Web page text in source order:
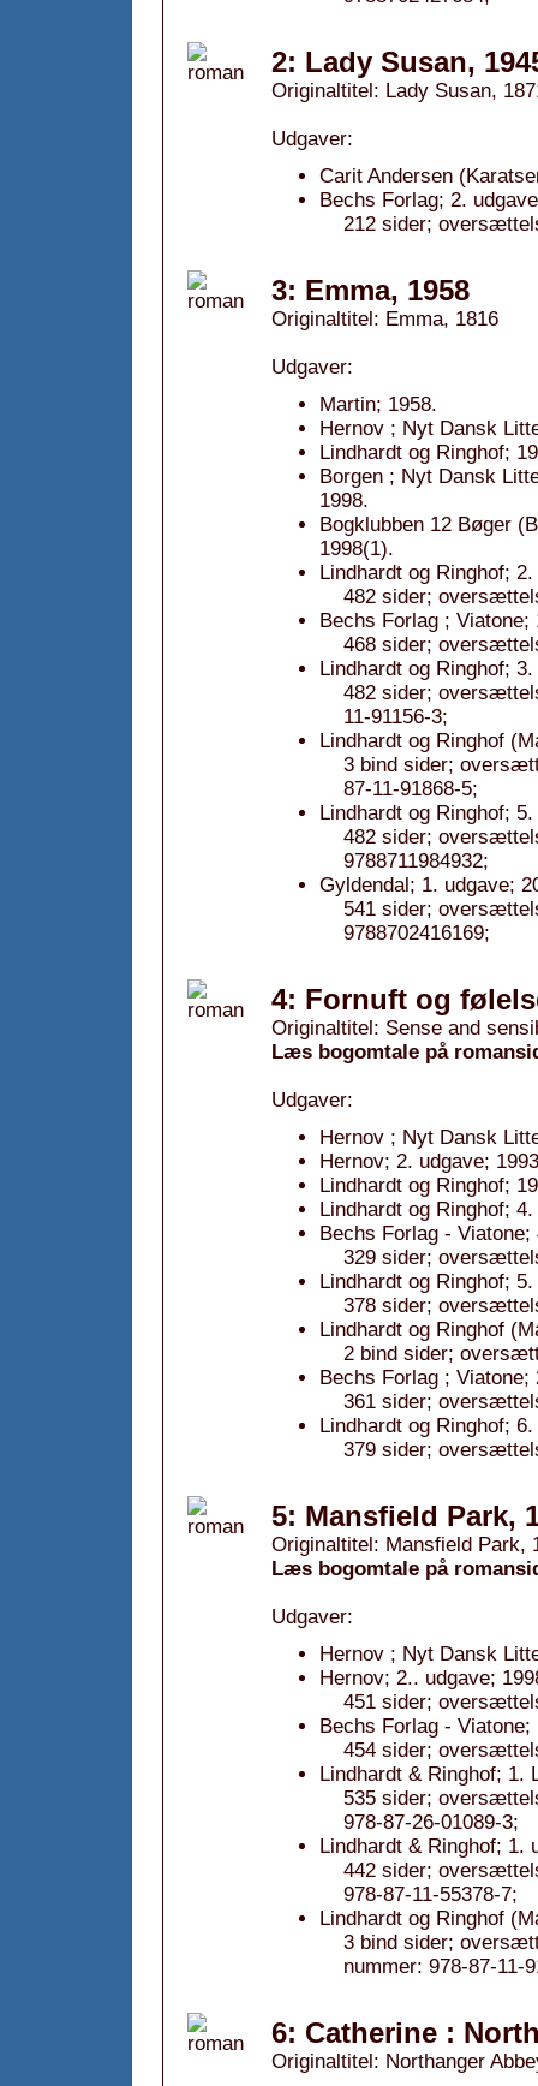
2: Lady Susan,
Originaltitel: Lady Susan,
Udgaver:
Carit Andersen
Bechs Forlag; 2.
212 sider;
3: Emma, 1958
Originaltitel: Emma, 1816
Udgaver:
Martin; 1958.
Hernov ; Nyt Dansk
Lindhardt og Ringhof;
Borgen ; Nyt Dansk
1998.
Bogklubben 12 Bøger
1998(1).
Lindhardt og Ringhof;
482 sider;
Bechs Forlag ;
468 sider;
Lindhardt og Ringhof;
482 sider;
11-91156-3;
Lindhardt og Ringhof
3 bind sider;
87-11-91868-5;
Lindhardt og Ringhof;
482 sider;
9788711984932;
Gyldendal; 1. udgave;
541 sider;
9788702416169;
4: Fornuft og
Originaltitel: Sense and
Læs bogomtale på
Udgaver:
Hernov ; Nyt Dansk
Hernov; 2. udgave;
Lindhardt og Ringhof;
Lindhardt og Ringhof;
Bechs Forlag - Viatone;
329 sider;
Lindhardt og Ringhof;
378 sider;
Lindhardt og Ringhof
2 bind sider;
Bechs Forlag ; Viatone;
361 sider;
Lindhardt og Ringhof;
379 sider;
5: Mansfield Park,
Originaltitel: Mansfield Park,
Læs bogomtale på
Udgaver:
Hernov ; Nyt Dansk
Hernov; 2.. udgave;
451 sider;
Bechs Forlag - Viatone;
454 sider;
Lindhardt & Ringhof; 1.
535 sider;
978-87-26-01089-3;
Lindhardt & Ringhof; 1.
442 sider;
978-87-11-55378-7;
Lindhardt og Ringhof
3 bind sider;
nummer: 978-87-11-
6: Catherine :
Originaltitel: Northanger